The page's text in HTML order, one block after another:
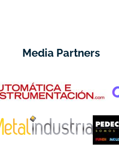
Media Partners